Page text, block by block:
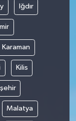
Iğdır
Karaman
Kilis
Malatya